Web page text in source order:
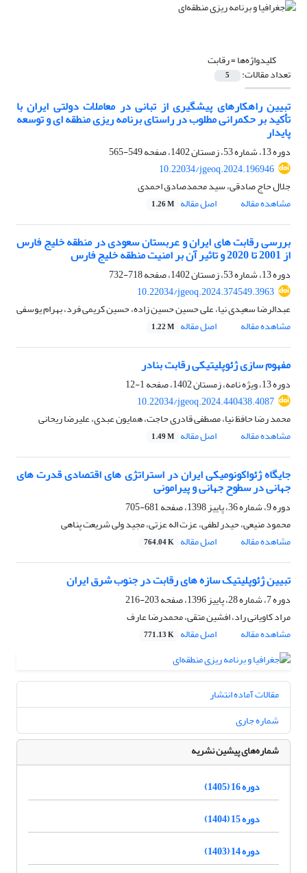
کلیدواژه‌ها =رقابت
تعداد مقالات: 5
تبیین راهکارهای پیشگیری از تبانی در معاملات دولتی ایران با
تأکید بر حکمرانی مطلوب در راستای برنامه ریزی منطقه ای و توسعه
پایدار
دوره 13، شماره 53، زمستان 1402، صفحه
549-565
10.22034/jgeoq.2024.196946
جلال حاج صادقی، سید محمدصادق احمدی
مشاهده مقاله
اصل مقاله 1.26 M
بررسی رقابت های ایران و عربستان سعودی در منطقه خلیج فارس
از 2001 تا 2020 و تاثیر آن بر امنیت منطقه خلیج فارس
دوره 13، شماره 53، زمستان 1402، صفحه
718-732
10.22034/jgeoq.2024.374549.3963
عبدالرضا سعیدی نیا، علی حسین حسین زاده، حسین کریمی فرد، بهرام یوسفی
مشاهده مقاله
اصل مقاله 1.22 M
مفهوم سازی ژئوپلیتیکی رقابت بنادر
دوره 13، ویژه نامه، زمستان 1402، صفحه
1-12
10.22034/jgeoq.2024.440438.4087
محمد رضا حافظ نیا، مصطفی قادری حاجت، همایون عبدی، علیرضا ریحانی
مشاهده مقاله
اصل مقاله 1.49 M
جایگاه ژئواکونومیکی ایران در استراتژی های اقتصادی قدرت های
جهانی در سطوح جهانی و پیرامونی
دوره 9، شماره 36، پاییز 1398، صفحه
681-705
محمود منیعی، حیدر لطفی، عزت اله عزتی، مجید ولی شریعت پناهی
مشاهده مقاله
اصل مقاله 764.04 K
تبیین ژئوپلیتیک سازه های رقابت در جنوب شرق ایران
دوره 7، شماره 28، پاییز 1396، صفحه
203-216
مراد کاویانی راد، افشین متقی، محمدرضا عارف
مشاهده مقاله
اصل مقاله 771.13 K
مقالات آماده انتشار
شماره جاری
شماره‌های پیشین نشریه
دوره 16 (1405)
دوره 15 (1404)
دوره 14 (1403)